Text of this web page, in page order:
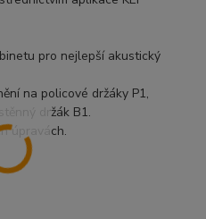
pro nejlepší akustický
na policové držáky P1,
držák B1.
úpravách.